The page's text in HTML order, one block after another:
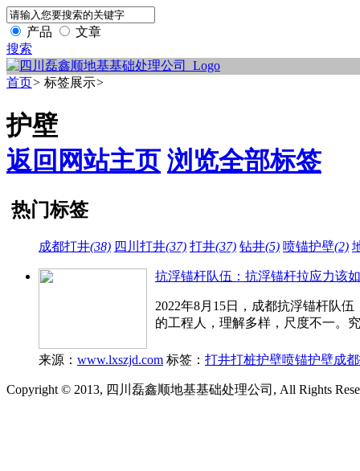
产品
文章
搜索
首页> 标签展示>
护壁
返回网站主页 浏览全部标签
热门标签
成都打井(38) 四川打井(37) 打井(37) 钻井(5) 喷锚护壁(2)
抗浮锚杆队伍：抗浮锚杆拉应力该
2022年8月15日，成都抗浮锚杆队
的工程人，理解多样，尺度不一。
来源： www.lxszjd.com 标签： 打井打桩护壁喷锚护壁成
Copyright © 2013, 四川磊鑫顺地基基础处理公司, All Rights